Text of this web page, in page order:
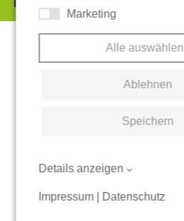
Marketing
Alle auswählen
Ablehnen
Speichern
Details anzeigen
Impressum Datenschutz